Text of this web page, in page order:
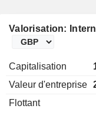
Valorisation:
Capitalisation
Valeur d'entreprise
Flottant